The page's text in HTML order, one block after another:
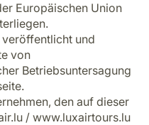
Europäischen Union
und
von
Betriebsuntersagung
.
den auf dieser
/ www.luxairtours.lu